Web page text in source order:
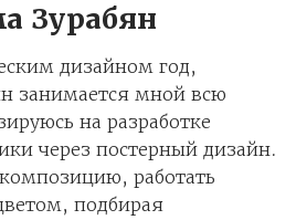
Зурабян
дизайном год,
занимается мной всю
на разработке
через постерный дизайн.
работать
подбирая